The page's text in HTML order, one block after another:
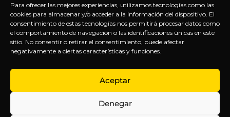
Para ofrecer las mejores experiencias, utilizamos tecnologías como las
cookies para almacenar y/o acceder a la información del dispositivo. El
consentimiento de estas tecnologías nos permitirá procesar datos como
el comportamiento de navegación o las identificaciones únicas en este
sitio. No consentir o retirar el consentimiento, puede afectar
negativamente a ciertas características y funciones.
Aceptar
Denegar
suscripción.
Inteligencia
EXPLORA
Inicio
Sobre
LEGAL
Política
de
SÍGUENOS